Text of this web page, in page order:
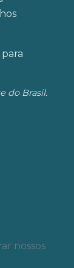
do Brasil.
nossos